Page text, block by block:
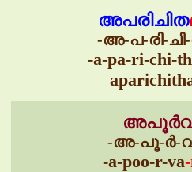
അപരിചിത
-അ-പ-രി-
-a-pa-ri-chi-
-അ-പൂ-ർ-
-a-poo-r-va